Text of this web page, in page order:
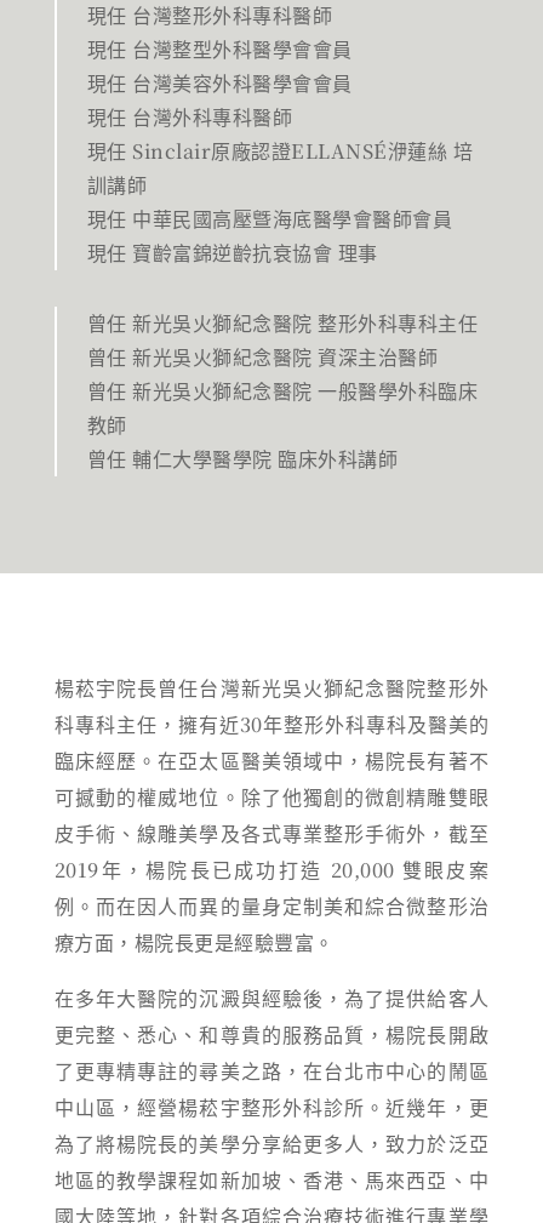
現任 台灣整形外科專科醫師
現任 台灣整型外科醫學會會員
現任 台灣美容外科醫學會會員
現任 台灣外科專科醫師
現任 Sinclair原廠認證ELLANSÉ洢蓮絲 培
訓講師
現任 中華民國高壓曁海底醫學會醫師會員
現任 寶齡富錦逆齡抗衰協會 理事
曾任 新光吳火獅紀念醫院 整形外科專科主任
曾任 新光吳火獅紀念醫院 資深主治醫師
曾任 新光吳火獅紀念醫院 一般醫學外科臨床
教師
曾任 輔仁大學醫學院 臨床外科講師
楊菘宇院長曾任台灣新光吳火獅紀念醫院整形外
科專科主任，擁有近30年整形外科專科及醫美的
臨床經歷。在亞太區醫美領域中，楊院長有著不
可撼動的權威地位。除了他獨創的微創精雕雙眼
皮手術、線雕美學及各式專業整形手術外，截至
2019年，楊院長已成功打造 20,000 雙眼皮案
例。而在因人而異的量身定制美和綜合微整形治
療方面，楊院長更是經驗豐富。
在多年大醫院的沉澱與經驗後，為了提供給客人
更完整、悉心、和尊貴的服務品質，楊院長開啟
了更專精專註的尋美之路，在台北市中心的鬧區
中山區，經營楊菘宇整形外科診所。近幾年，更
為了將楊院長的美學分享給更多人，致力於泛亞
地區的教學課程如新加坡、香港、馬來西亞、中
國大陸等地，針對各項綜合治療技術進行專業學